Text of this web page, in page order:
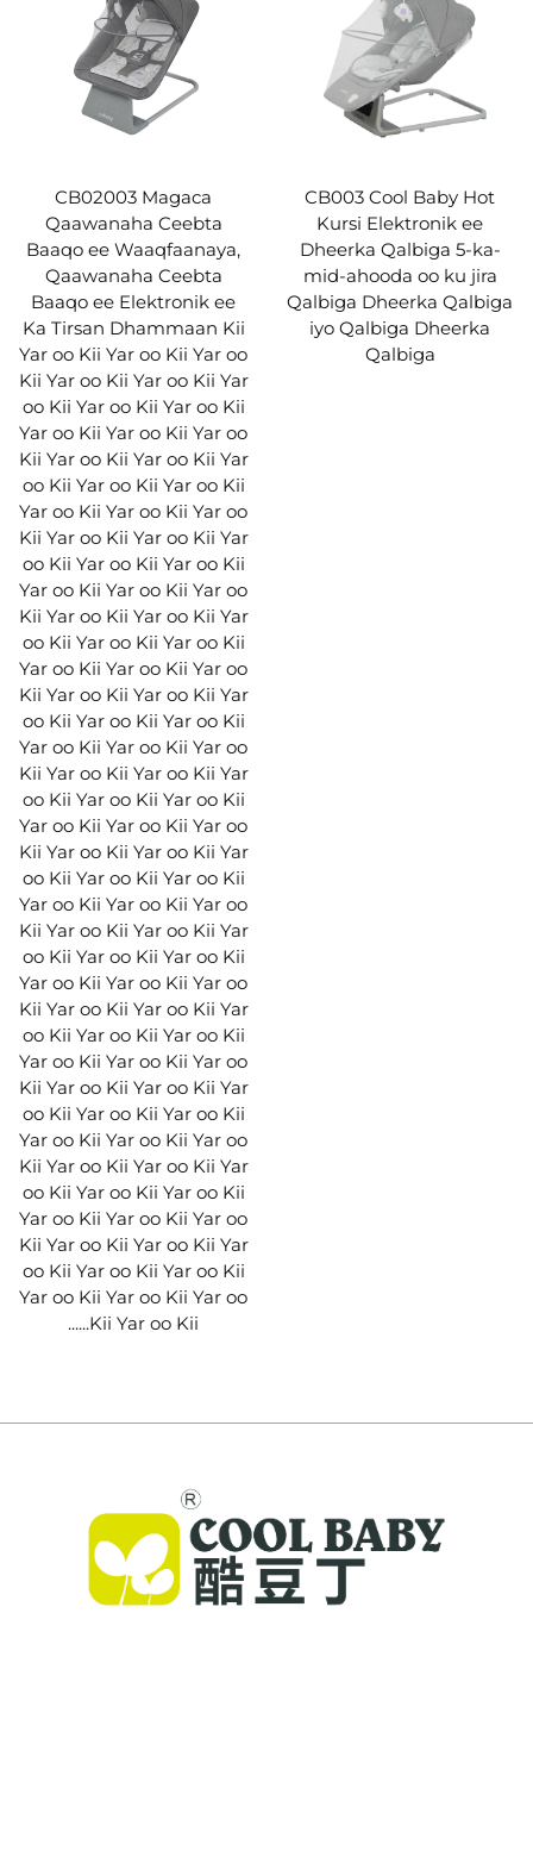
CB003 Cool Baby Hot
Kursi Elektronik ee
Dheerka Qalbiga 5-ka-
mid-ahooda oo ku jira
Qalbiga Dheerka Qalbiga
iyo Qalbiga Dheerka
Qalbiga
CB02003 Magaca
Qaawanaha Ceebta
Baaqo ee Waaqfaanaya,
Qaawanaha Ceebta
Baaqo ee Elektronik ee
Ka Tirsan Dhammaan Kii
Yar oo Kii Yar oo Kii Yar oo
Kii Yar oo Kii Yar oo Kii Yar
oo Kii Yar oo Kii Yar oo Kii
Yar oo Kii Yar oo Kii Yar oo
Kii Yar oo Kii Yar oo Kii Yar
oo Kii Yar oo Kii Yar oo Kii
Yar oo Kii Yar oo Kii Yar oo
Kii Yar oo Kii Yar oo Kii Yar
oo Kii Yar oo Kii Yar oo Kii
Yar oo Kii Yar oo Kii Yar oo
Kii Yar oo Kii Yar oo Kii Yar
oo Kii Yar oo Kii Yar oo Kii
Yar oo Kii Yar oo Kii Yar oo
Kii Yar oo Kii Yar oo Kii Yar
oo Kii Yar oo Kii Yar oo Kii
Yar oo Kii Yar oo Kii Yar oo
Kii Yar oo Kii Yar oo Kii Yar
oo Kii Yar oo Kii Yar oo Kii
Yar oo Kii Yar oo Kii Yar oo
Kii Yar oo Kii Yar oo Kii Yar
oo Kii Yar oo Kii Yar oo Kii
Yar oo Kii Yar oo Kii Yar oo
Kii Yar oo Kii Yar oo Kii Yar
oo Kii Yar oo Kii Yar oo Kii
Yar oo Kii Yar oo Kii Yar oo
Kii Yar oo Kii Yar oo Kii Yar
oo Kii Yar oo Kii Yar oo Kii
Yar oo Kii Yar oo Kii Yar oo
Kii Yar oo Kii Yar oo Kii Yar
oo Kii Yar oo Kii Yar oo Kii
Yar oo Kii Yar oo Kii Yar oo
Kii Yar oo Kii Yar oo Kii Yar
oo Kii Yar oo Kii Yar oo Kii
Yar oo Kii Yar oo Kii Yar oo
Kii Yar oo Kii Yar oo Kii Yar
oo Kii Yar oo Kii Yar oo Kii
Yar oo Kii Yar oo Kii Yar oo
Kii Yar oo Kii......